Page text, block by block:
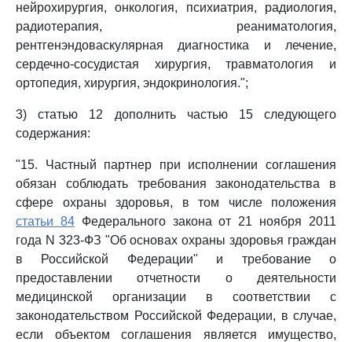
нейрохирургия, онкология, психиатрия, радиология,
радиотерапия, реаниматология,
рентгенэндоваскулярная диагностика и лечение,
сердечно-сосудистая хирургия, травматология и
ортопедия, хирургия, эндокринология.";
3) статью 12 дополнить частью 15 следующего
содержания:
"15. Частный партнер при исполнении соглашения
обязан соблюдать требования законодательства в
сфере охраны здоровья, в том числе положения
статьи 84Федерального закона от 21 ноября 2011
года N 323-ФЗ "Об основах охраны здоровья граждан
в Российской Федерации" и требование о
предоставлении отчетности о деятельности
медицинской организации в соответствии с
законодательством Российской Федерации, в случае,
если объектом соглашения является имущество,